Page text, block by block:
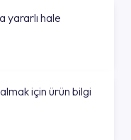
yararlı hale
için ürün bilgi